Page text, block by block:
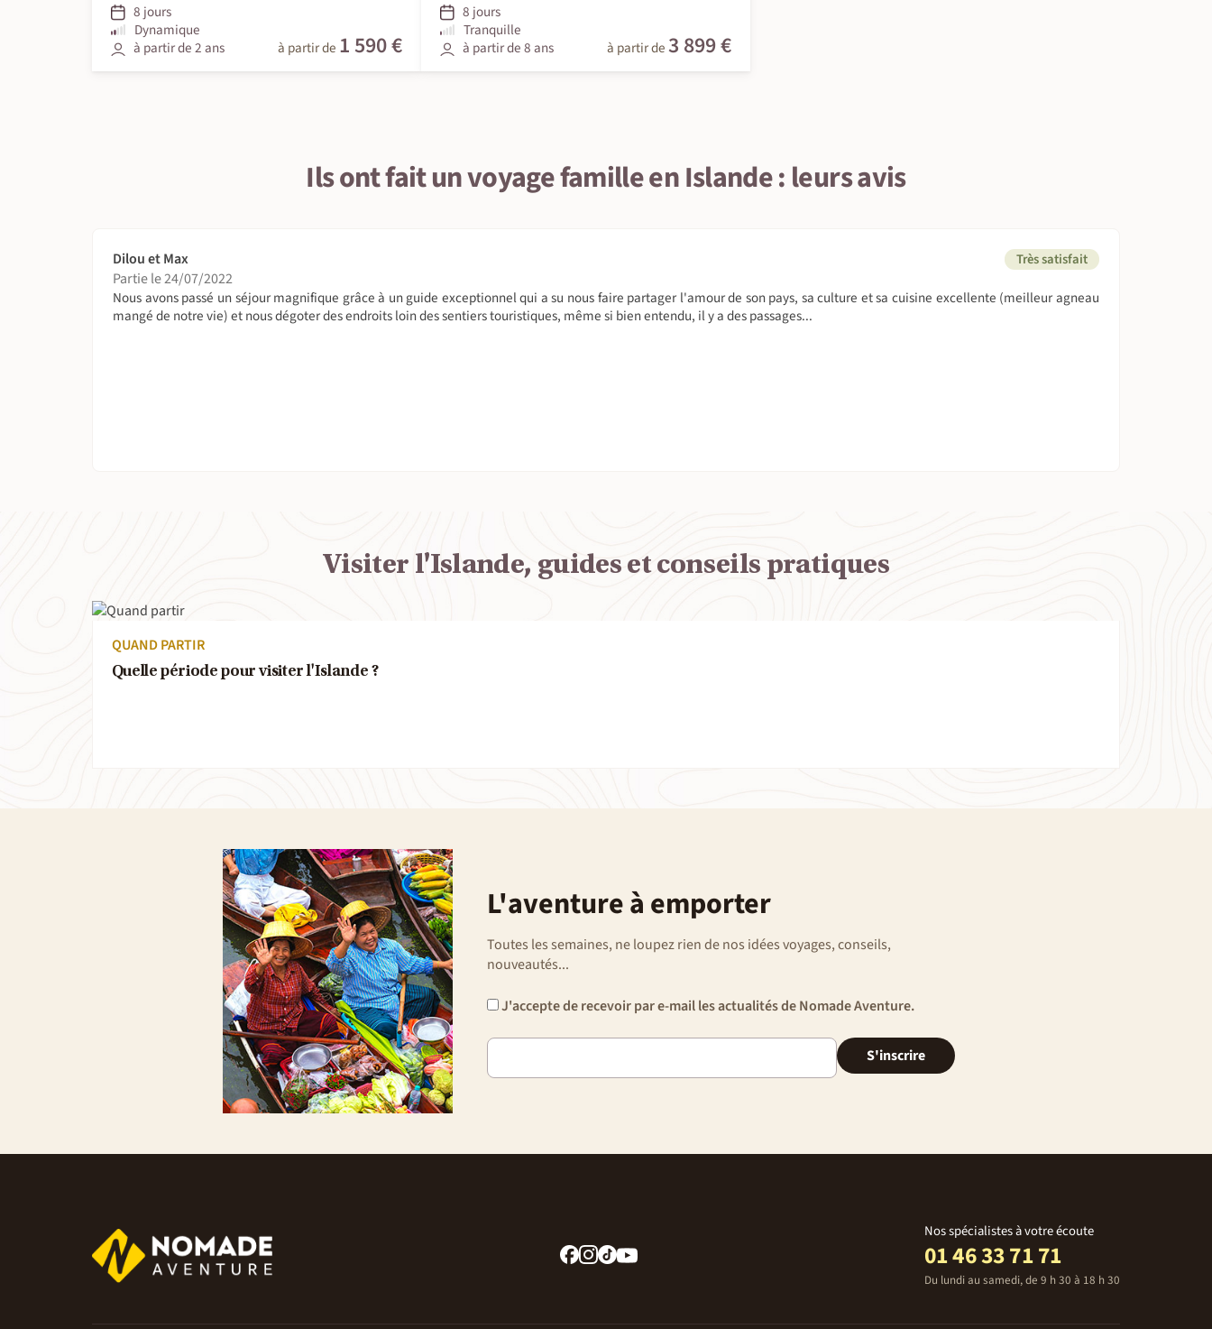
8 jours
Dynamique
à partir de 2 ans
à partir de 1 590 €
8 jours
Tranquille
à partir de 8 ans
à partir de 3 899 €
Ils ont fait un voyage famille en Islande : leurs avis
Très satisfait
Dilou et Max
Partie le 24/07/2022
Nous avons passé un séjour magnifique grâce à un guide exceptionnel qui a su nous faire partager l'amour de son pays, sa culture et sa cuisine excellente (meilleur agneau
mangé de notre vie) et nous dégoter des endroits loin des sentiers touristiques, même si bien entendu, il y a des passages...
Visiter l'Islande, guides et conseils pratiques
QUAND PARTIR
Quelle période pour visiter l'Islande ?
L'aventure à emporter
Toutes les semaines, ne loupez rien de nos idées voyages, conseils,
nouveautés...
J'accepte de recevoir par e-mail les actualités de Nomade Aventure.
S'inscrire
Nos spécialistes à votre écoute
01 46 33 71 71
Du lundi au samedi, de 9 h 30 à 18 h 30